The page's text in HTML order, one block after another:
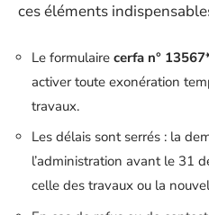
ces éléments
Le formulaire cerfa n°
activer toute exonération
travaux.
Les délais sont serrés : la
l’administration avant le 31
celle des travaux ou la